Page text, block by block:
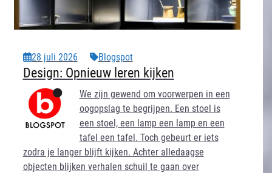
28 juli 2026 Blogspot
Design: Opnieuw leren kijken
We zijn gewend om voorwerpen in een
oogopslag te begrijpen. Een stoel is
een stoel, een lamp een lamp en een
tafel een tafel. Toch gebeurt er iets
zodra je langer blijft kijken. Achter alledaagse
objecten blijken verhalen schuil te gaan over